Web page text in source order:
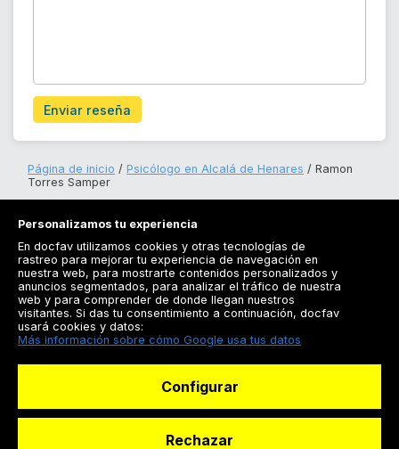
Enviar reseña
Página de inicio Psicólogo en Alcalá de Henares
Ramon
Torres Samper
Registrarse
Docfav
Personalizamos tu experiencia
En docfav utilizamos cookies y otras tecnologías de
rastreo para mejorar tu experiencia de navegación en
nuestra web, para mostrarte contenidos personalizados y
anuncios segmentados, para analizar el tráfico de nuestra
web y para comprender de donde llegan nuestros
visitantes. Si das tu consentimiento a continuación, docfav
usará cookies y datos:
Más información sobre cómo Google usa tus datos
Configurar
Rechazar